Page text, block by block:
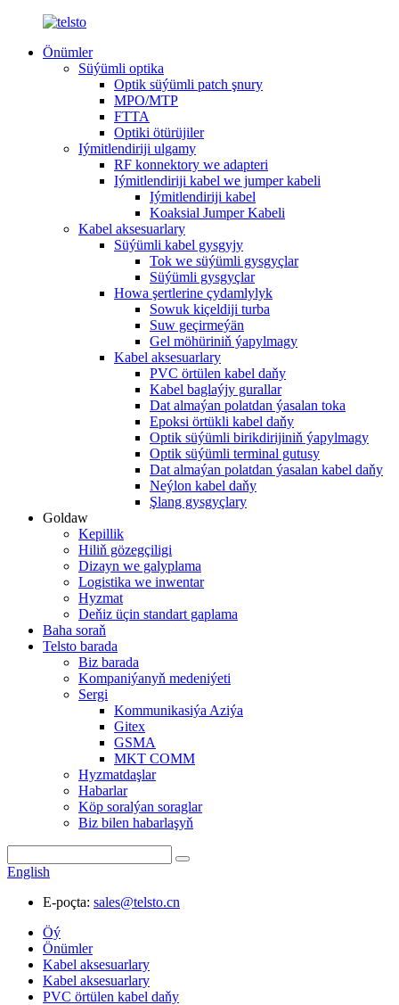
Önümler
Süýümli optika
Optik süýümli patch şnury
MPO/MTP
FTTA
Optiki ötürüjiler
Iýmitlendiriji ulgamy
RF konnektory we adapteri
Iýmitlendiriji kabel we jumper kabeli
Iýmitlendiriji kabel
Koaksial Jumper Kabeli
Kabel aksesuarlary
Süýümli kabel gysgyjy
Tok we süýümli gysgyçlar
Süýümli gysgyçlar
Howa şertlerine çydamlylyk
Sowuk kiçeldiji turba
Suw geçirmeýän
Gel möhüriniň ýapylmagy
Kabel aksesuarlary
PVC örtülen kabel daňy
Kabel baglaýjy gurallar
Dat almaýan polatdan ýasalan toka
Epoksi örtükli kabel daňy
Optik süýümli birikdirijiniň ýapylmagy
Optik süýümli terminal gutusy
Dat almaýan polatdan ýasalan kabel daňy
Neýlon kabel daňy
Şlang gysgyçlary
Goldaw
Kepillik
Hiliň gözegçiligi
Dizayn we galyplama
Logistika we inwentar
Hyzmat
Deňiz üçin standart gaplama
Baha soraň
Telsto barada
Biz barada
Kompaniýanyň medeniýeti
Sergi
Kommunikasiýa Aziýa
Gitex
GSMA
MKT COMM
Hyzmatdaşlar
Habarlar
Köp soralýan soraglar
Biz bilen habarlaşyň
English
E-poçta: sales@telsto.cn
Öý
Önümler
Kabel aksesuarlary
Kabel aksesuarlary
PVC örtülen kabel daňy